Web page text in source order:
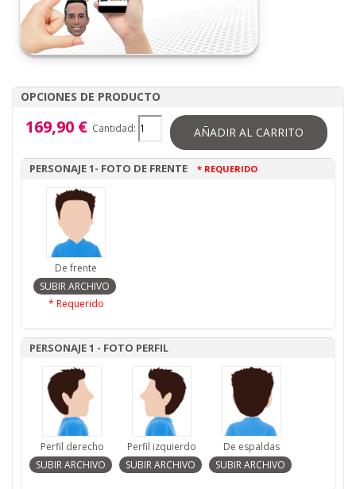
OPCIONES DE PRODUCTO
169,90 € Cantidad: AÑADIR AL CARRITO
PERSONAJE 1- FOTO DE FRENTE * REQUERIDO
De frente
* Requerido
PERSONAJE 1 - FOTO PERFIL
Perfil derecho Perfil izquierdo De espaldas